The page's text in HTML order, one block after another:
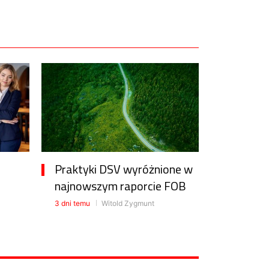
Praktyki DSV wyróżnione w
najnowszym raporcie FOB
3 dni temu Witold Zygmunt